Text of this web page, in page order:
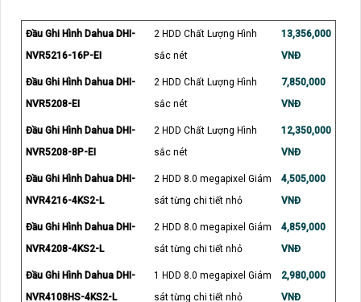
Đầu Ghi Hình Dahua DHI-
NVR5216-16P-EI
2 HDD Chất Lượng Hình
sắc nét
13,356,000
VNĐ
Đầu Ghi Hình Dahua DHI-
NVR5208-EI
2 HDD Chất Lượng Hình
sắc nét
7,850,000
VNĐ
Đầu Ghi Hình Dahua DHI-
NVR5208-8P-EI
2 HDD Chất Lượng Hình
sắc nét
12,350,000
VNĐ
Đầu Ghi Hình Dahua DHI-
NVR4216-4KS2-L
2 HDD 8.0 megapixel Giám
sát từng chi tiết nhỏ
4,505,000
VNĐ
Đầu Ghi Hình Dahua DHI-
NVR4208-4KS2-L
2 HDD 8.0 megapixel Giám
sát từng chi tiết nhỏ
4,859,000
VNĐ
Đầu Ghi Hình Dahua DHI-
NVR4108HS-4KS2-L
1 HDD 8.0 megapixel Giám
sát từng chi tiết nhỏ
2,980,000
VNĐ